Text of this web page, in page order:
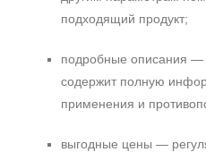
подходящий продукт;
подробные описания —
содержит полную
применения и
выгодные цены —